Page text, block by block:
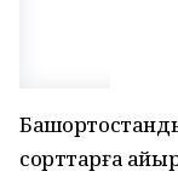
сорттарға